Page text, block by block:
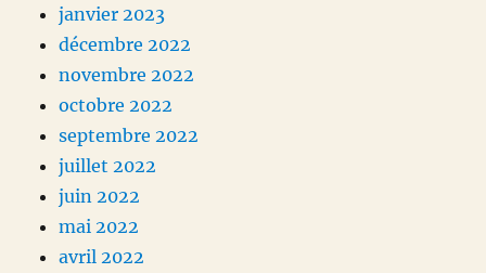
janvier 2023
décembre 2022
novembre 2022
octobre 2022
septembre 2022
juillet 2022
juin 2022
mai 2022
avril 2022